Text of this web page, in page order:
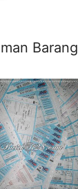
Barang